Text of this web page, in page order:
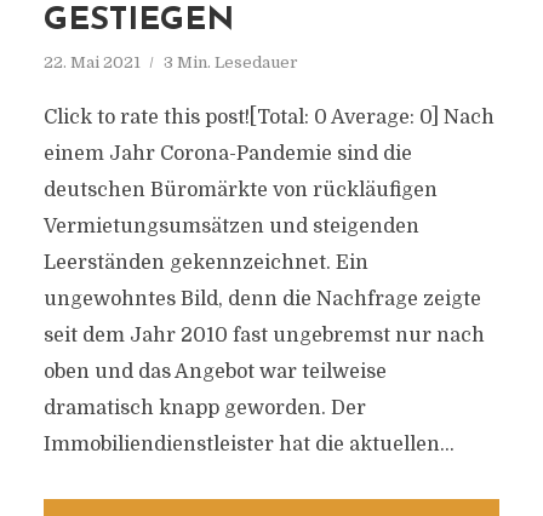
GESTIEGEN
22. Mai 2021 3 Min. Lesedauer
Click to rate this post![Total: 0 Average: 0] Nach
einem Jahr Corona-Pandemie sind die
deutschen Büromärkte von rückläufigen
Vermietungsumsätzen und steigenden
Leerständen gekennzeichnet. Ein
ungewohntes Bild, denn die Nachfrage zeigte
seit dem Jahr 2010 fast ungebremst nur nach
oben und das Angebot war teilweise
dramatisch knapp geworden. Der
Immobiliendienstleister hat die aktuellen...